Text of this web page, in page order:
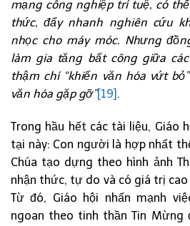
mạng công nghiệp trí tuệ, có
thức, đẩy nhanh nghiên cứu
nhọc cho máy móc. Nhưng
làm gia tăng bất công giữa
thậm chí “khiến văn hóa vứt
văn hóa gặp gỡ”[19] .
Trong hầu hết các tài liệu, Giáo
tại này: Con người là hợp nhất
Chúa tạo dựng theo hình ảnh
nhận thức, tự do và có giá trị cao
Từ đó, Giáo hội nhấn mạnh
ngoan theo tinh thần Tin Mừng